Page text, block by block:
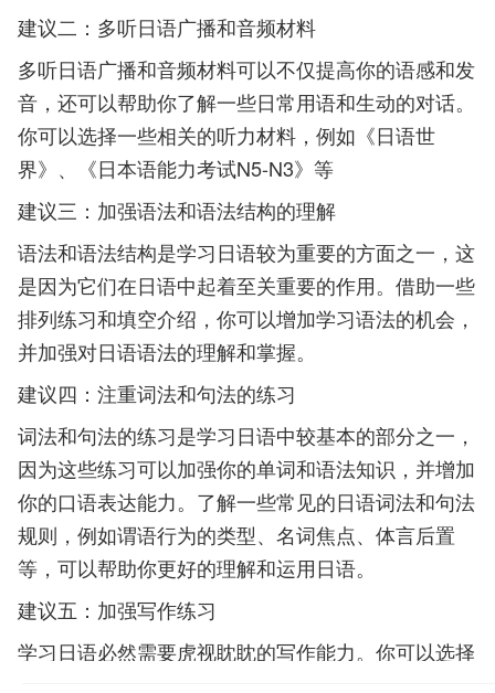
建议二：多听日语广播和音频材料
多听日语广播和音频材料可以不仅提高你的语感和发
音，还可以帮助你了解一些日常用语和生动的对话。
你可以选择一些相关的听力材料，例如《日语世
界》、《日本语能力考试N5-N3》等
建议三：加强语法和语法结构的理解
语法和语法结构是学习日语较为重要的方面之一，这
是因为它们在日语中起着至关重要的作用。借助一些
排列练习和填空介绍，你可以增加学习语法的机会，
并加强对日语语法的理解和掌握。
建议四：注重词法和句法的练习
词法和句法的练习是学习日语中较基本的部分之一，
因为这些练习可以加强你的单词和语法知识，并增加
你的口语表达能力。了解一些常见的日语词法和句法
规则，例如谓语行为的类型、名词焦点、体言后置
等，可以帮助你更好的理解和运用日语。
建议五：加强写作练习
学习日语必然需要虎视眈眈的写作能力。你可以选择